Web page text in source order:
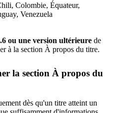
Colombie, Équateur,
Venezuela
ou une version ultérieure de
à la section À propos du titre.
la section À propos du
dès qu'un titre atteint un